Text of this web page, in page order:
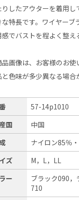
りしたアウターを着用
な特長です。ワイヤー
でバストを程よく整え
画像は、お客様のお使
と色味が多少異なる場合
57-14p1010
国
中国
ナイロン85％
ズ
M，L，LL
ー
ブラック090，
710